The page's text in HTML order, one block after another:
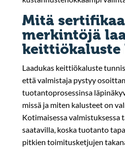
Mitä
merkintöjä
keittiökaluste
Laadukas keittiökaluste
että valmistaja pystyy
tuotantoprosessinsa
missä ja miten kalusteet on
Kotimaisessa valmistuksessa
saatavilla, koska tuotanto
pitkien toimitusketjujen